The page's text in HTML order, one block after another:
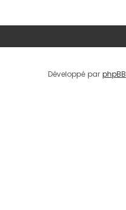
Développé par phpBB